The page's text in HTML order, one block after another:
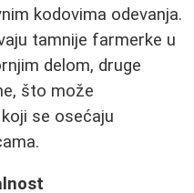
kodovima odevanja.
tamnije farmerke u
delom, druge
što može
se osećaju